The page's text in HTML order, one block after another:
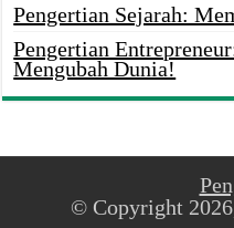
Pengertian Sejarah:
Pengertian
Mengubah Dunia!
© Copyright